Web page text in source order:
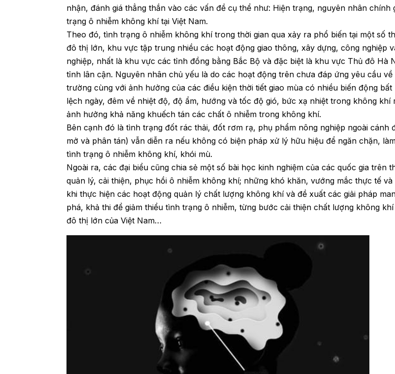
nhận, đánh giá thẳng thắn vào các vấn đề cụ thể như: Hiện trạng, nguyên nhân chính
trạng ô nhiễm không khí tại Việt Nam.
Theo đó, tình trạng ô nhiễm không khí trong thời gian qua xảy ra phổ biến tại một số
đô thị lớn, khu vực tập trung nhiều các hoạt động giao thông, xây dựng, công nghiệp
nghiệp, nhất là khu vực các tỉnh đồng bằng Bắc Bộ và đặc biệt là khu vực Thủ đô Hà
tỉnh lân cận. Nguyên nhân chủ yếu là do các hoạt động trên chưa đáp ứng yêu cầu về
trường cùng với ảnh hưởng của các điều kiện thời tiết giao mùa có nhiều biến động bất
lệch ngày, đêm về nhiệt độ, độ ẩm, hướng và tốc độ gió, bức xạ nhiệt trong không khí
ảnh hưởng khả năng khuếch tán các chất ô nhiễm trong không khí.
Bên cạnh đó là tình trạng đốt rác thải, đốt rơm rạ, phụ phẩm nông nghiệp ngoài cánh
mở và phân tán) vẫn diễn ra nếu không có biện pháp xử lý hữu hiệu để ngăn chặn,
tình trạng ô nhiễm không khí, khói mù.
Ngoài ra, các đại biểu cũng chia sẻ một số bài học kinh nghiệm của các quốc gia trên
quản lý, cải thiện, phục hồi ô nhiễm không khí; những khó khăn, vướng mắc thực tế
khi thực hiện các hoạt động quản lý chất lượng không khí và đề xuất các giải pháp
phá, khả thi để giảm thiểu tình trạng ô nhiễm, từng bước cải thiện chất lượng không
đô thị lớn của Việt Nam…